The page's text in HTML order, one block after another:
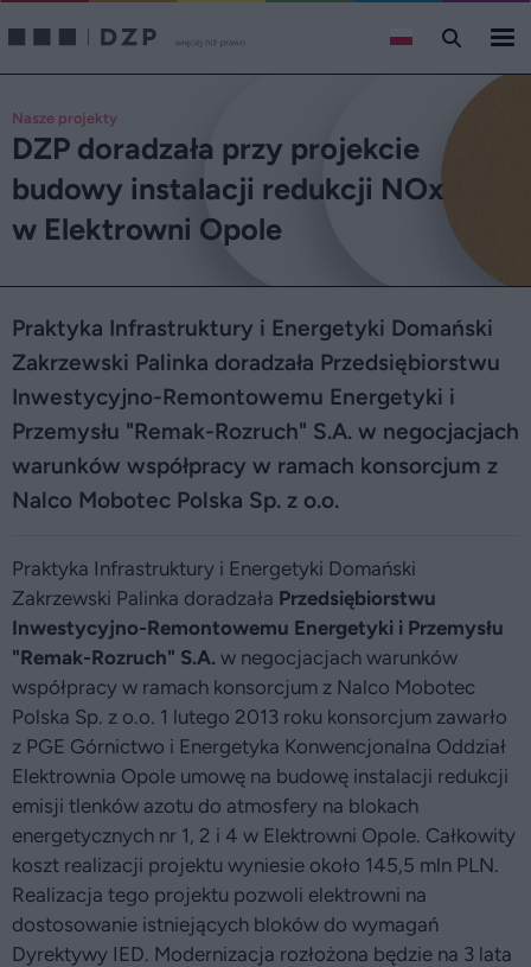
Nasze projekty
DZP doradzała przy projekcie
budowy instalacji redukcji NOx
w Elektrowni Opole
Praktyka Infrastruktury i Energetyki Domański
Zakrzewski Palinka doradzała Przedsiębiorstwu
Inwestycyjno-Remontowemu Energetyki i
Przemysłu "Remak-Rozruch" S.A. w negocjacjach
warunków współpracy w ramach konsorcjum z
Nalco Mobotec Polska Sp. z o.o.
Praktyka Infrastruktury i Energetyki Domański
Zakrzewski Palinka doradzała Przedsiębiorstwu
Inwestycyjno-Remontowemu Energetyki i Przemysłu
"Remak-Rozruch" S.A. w negocjacjach warunków
współpracy w ramach konsorcjum z Nalco Mobotec
Polska Sp. z o.o. 1 lutego 2013 roku konsorcjum zawarło
z PGE Górnictwo i Energetyka Konwencjonalna Oddział
Elektrownia Opole umowę na budowę instalacji redukcji
emisji tlenków azotu do atmosfery na blokach
energetycznych nr 1, 2 i 4 w Elektrowni Opole. Całkowity
koszt realizacji projektu wyniesie około 145,5 mln PLN.
Realizacja tego projektu pozwoli elektrowni na
dostosowanie istniejących bloków do wymagań
Dyrektywy IED. Modernizacja rozłożona będzie na 3 lata